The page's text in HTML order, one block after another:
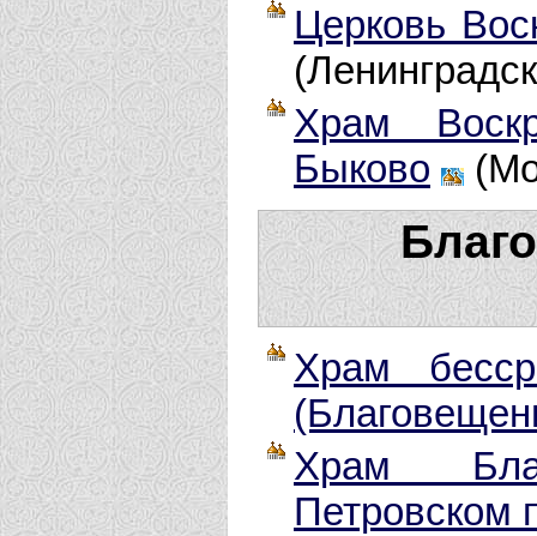
Церковь
Храм
Быково
Храм
Храм
Петровском